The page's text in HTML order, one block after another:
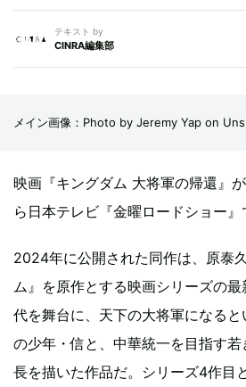
テキスト by
CINRA編集部
メイン画像：Photo by Jeremy Yap on
映画『キングダム 大将軍の帰還』
ら日本テレビ『金曜ロードショー』
2024年に公開された同作は、原泰
ム』を原作とする映画シリーズの
代を舞台に、天下の大将軍になる
の少年・信と、中華統一を目指す
長を描いた作品だ。シリーズ4作目